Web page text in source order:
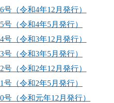
（令和4年12月発行）
（令和4年5月発行）
（令和3年12月発行）
（令和3年5月発行）
（令和2年12月発行）
（令和2年5月発行）
（令和元年12月発行）